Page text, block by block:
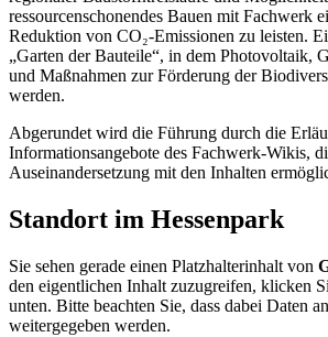
ressourcenschonendes Bauen mit Fachwerk
Reduktion von CO₂-Emissionen zu leisten.
„Garten der Bauteile“, in dem Photovoltaik,
und Maßnahmen zur Förderung der
werden.
Abgerundet wird die Führung durch die
Informationsangebote des Fachwerk-Wikis,
Auseinandersetzung mit den Inhalten
Standort im Hessenpark
Sie sehen gerade einen Platzhalterinhalt von
den eigentlichen Inhalt zuzugreifen, klicken
unten. Bitte beachten Sie, dass dabei Daten
weitergegeben werden.